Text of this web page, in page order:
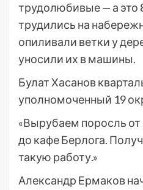
трудолюбивые — а это
трудились на
опиливали ветки у
уносили их в машины.
Булат Хасанов
уполномоченный 19
«Вырубаем поросль
до кафе Берлога.
такую работу.»
Александр Ермаков